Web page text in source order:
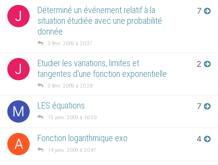
J
Déterminé un événement relatif à la
situation étudiée avec une probabilité
donnée
3 févr. 2009 à 20:37
7
J
Etudier les variations, limites et
tangentes d'une fonction exponentielle
3 févr. 2009 à 20:28
2
M LES équations
15 janv. 2009 à 16:50
7
A Fonction logarithmique exo
14 janv. 2009 à 20:47
4